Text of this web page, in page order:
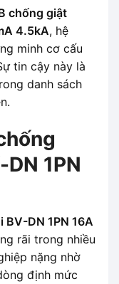
chống giật
4.5kA, hệ
minh cơ cấu
tin cậy này là
danh sách
1PN
DN 1PN 16A
rãi trong nhiều
nặng nhờ
định mức